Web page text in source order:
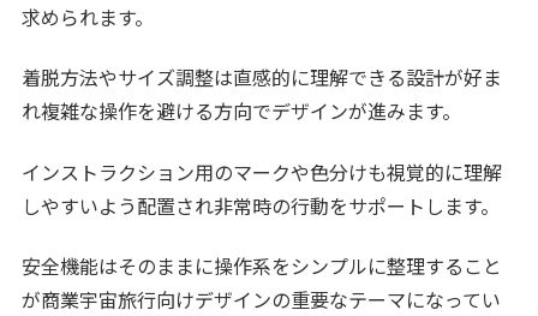
求められます。
着脱方法やサイズ調整は直感的に理解できる設計が好ま
れ複雑な操作を避ける方向でデザインが進みます。
インストラクション用のマークや色分けも視覚的に理解
しやすいよう配置され非常時の行動をサポートします。
安全機能はそのままに操作系をシンプルに整理すること
が商業宇宙旅行向けデザインの重要なテーマになってい